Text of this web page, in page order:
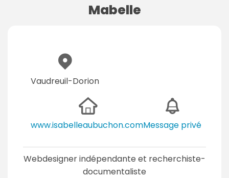
Mabelle
Vaudreuil-Dorion
www.isabelleaubuchon.comMessage privé
Webdesigner indépendante et recherchiste-
documentaliste